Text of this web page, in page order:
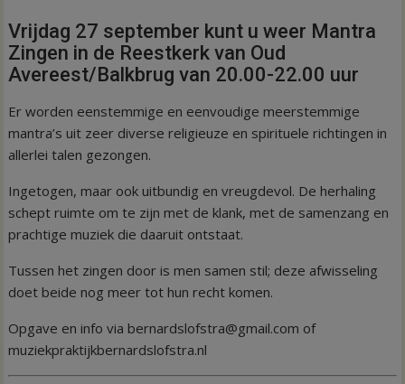
Vrijdag 27 september kunt u weer Mantra
Zingen in de Reestkerk van Oud
Avereest/Balkbrug van 20.00-22.00 uur
Er worden eenstemmige en eenvoudige meerstemmige
mantra’s uit zeer diverse religieuze en spirituele richtingen in
allerlei talen gezongen.
Ingetogen, maar ook uitbundig en vreugdevol. De herhaling
schept ruimte om te zijn met de klank, met de samenzang en
prachtige muziek die daaruit ontstaat.
Tussen het zingen door is men samen stil; deze afwisseling
doet beide nog meer tot hun recht komen.
Opgave en info via bernardslofstra@gmail.com of
muziekpraktijkbernardslofstra.nl